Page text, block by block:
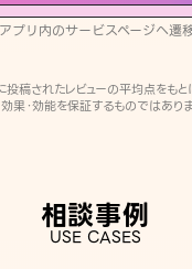
プリ内のサービスページへ遷
稿されたレビューの平均点をもと
果・効能を保証するものではあり
相談事例
USE CASES